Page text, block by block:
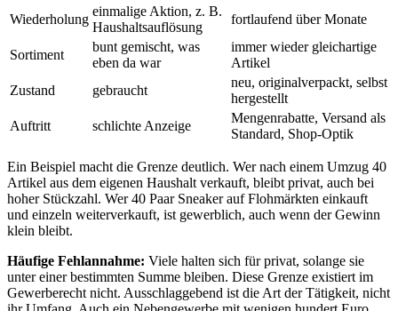
Wiederholung
einmalige Aktion, z. B.
Haushaltsauflösung
fortlaufend über Monate
Sortiment
bunt gemischt, was
eben da war
immer wieder gleichartige
Artikel
Zustand
gebraucht
neu, originalverpackt, selbst
hergestellt
Auftritt
schlichte Anzeige
Mengenrabatte, Versand als
Standard, Shop-Optik
Ein Beispiel macht die Grenze deutlich. Wer nach einem Umzug 40
Artikel aus dem eigenen Haushalt verkauft, bleibt privat, auch bei
hoher Stückzahl. Wer 40 Paar Sneaker auf Flohmärkten einkauft
und einzeln weiterverkauft, ist gewerblich, auch wenn der Gewinn
klein bleibt.
Häufige Fehlannahme: Viele halten sich für privat, solange sie
unter einer bestimmten Summe bleiben. Diese Grenze existiert im
Gewerberecht nicht. Ausschlaggebend ist die Art der Tätigkeit, nicht